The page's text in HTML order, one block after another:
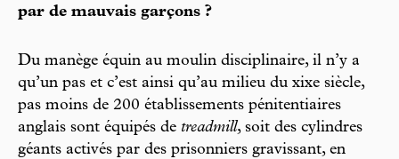
par de mauvais garçons ?
Du manège équin au moulin disciplinaire, il n’y a
qu’un pas et c’est ainsi qu’au milieu du xixe siècle,
pas moins de 200 établissements pénitentiaires
anglais sont équipés de treadmill, soit des cylindres
géants activés par des prisonniers gravissant, en